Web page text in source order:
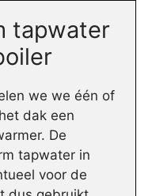
tapwater
we we één of
dak een
De
tapwater in
voor de